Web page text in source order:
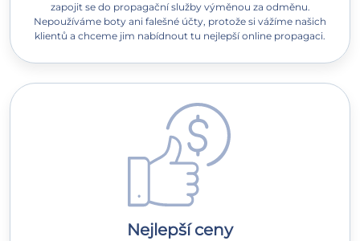
zapojit se do propagační služby výměnou za odměnu.
Nepoužíváme boty ani falešné účty, protože si vážíme našich
klientů a chceme jim nabídnout tu nejlepší online propagaci.
Nejlepší ceny